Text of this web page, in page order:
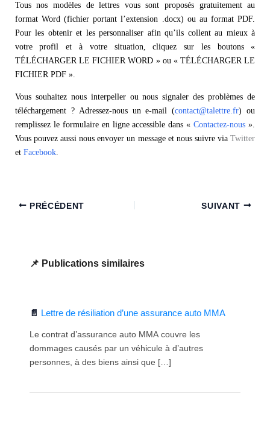
Tous nos modèles de lettres vous sont proposés gratuitement au
format Word (fichier portant l’extension .docx) ou au format PDF.
Pour les obtenir et les personnaliser afin qu’ils collent au mieux à
votre profil et à votre situation, cliquez sur les boutons «
TÉLÉCHARGER LE FICHIER WORD » ou « TÉLÉCHARGER LE
FICHIER PDF ».
Vous souhaitez nous interpeller ou nous signaler des problèmes de
téléchargement ? Adressez-nous un e-mail (contact@talettre.fr) ou
remplissez le formulaire en ligne accessible dans «Contactez-nous ».
Vous pouvez aussi nous envoyer un message et nous suivre viaTwitter
et Facebook.
PRÉCÉDENT SUIVANT
Publications similaires
Lettre de résiliation d’une assurance auto MMA
Le contrat d’assurance auto MMA couvre les
dommages causés par un véhicule à d’autres
personnes, à des biens ainsi que […]